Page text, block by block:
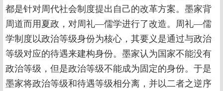
都是针对周代社会制度提出自己的改革方案。墨家背
周道而用夏政，对周礼—儒学进行了改造。周礼—儒
学制度以政治等级身份为核心，其要义是通过与政治
等级对应的待遇来建构身份。墨家认为国家不能没有
政治等级，但是政治等级不能成为固定的身份。于是
墨家将政治等级和待遇等级相分离，并以二者之逆序